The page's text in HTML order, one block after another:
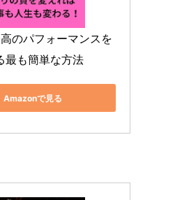
のパフォーマンスを
最も簡単な方法
Amazonで見る